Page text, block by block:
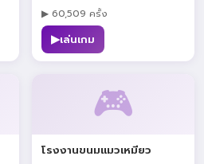
▶ 60,509 ครั้ง
▶เล่นเกม
🎮
โรงงานขนมแมวเหมียว